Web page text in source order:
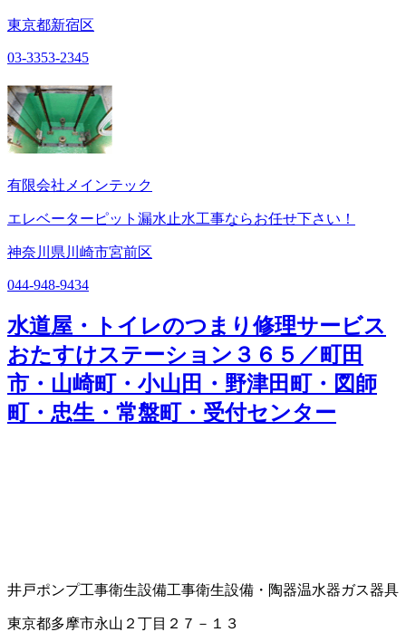
東京都新宿区
03-3353-2345
有限会社メインテック
エレベーターピット漏水止水工事ならお任せ下さい！
神奈川県川崎市宮前区
044-948-9434
水道屋・トイレのつまり修理サービス
おたすけステーション３６５／町田
市・山崎町・小山田・野津田町・図師
町・忠生・常盤町・受付センター
井戸ポンプ工事衛生設備工事衛生設備・陶器温水器ガス器具
東京都多摩市永山２丁目２７－１３